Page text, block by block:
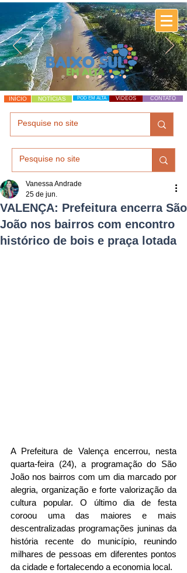
INÍCIO NOTÍCIAS POD EM ALTA VÍDEOS CONTATO
VALENÇA: Prefeitura encerra São
João nos bairros com encontro
histórico de bois e praça lotada
Vanessa Andrade
25 de jun.
A Prefeitura de Valença encerrou, nesta
quarta-feira (24), a programação do São
João nos bairros com um dia marcado por
alegria, organização e forte valorização da
cultura popular. O último dia de festa
coroou uma das maiores e mais
descentralizadas programações juninas da
história recente do município, reunindo
milhares de pessoas em diferentes pontos
da cidade e fortalecendo a economia local.